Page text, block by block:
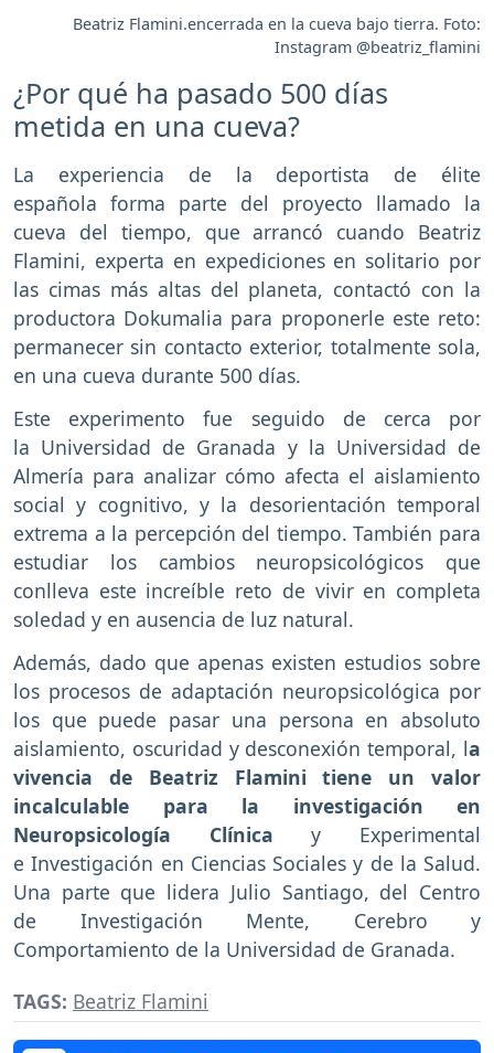
Beatriz Flamini.encerrada en la cueva bajo tierra. Foto:
Instagram @beatriz_flamini
¿Por qué ha pasado 500 días
metida en una cueva?
La experiencia de la deportista de élite
española forma parte del proyecto llamado la
cueva del tiempo, que arrancó cuando Beatriz
Flamini, experta en expediciones en solitario por
las cimas más altas del planeta, contactó con la
productora Dokumalia para proponerle este reto:
permanecer sin contacto exterior, totalmente sola,
en una cueva durante 500 días.
Este experimento fue seguido de cerca por
la Universidad de Granada y la Universidad de
Almería para analizar cómo afecta el aislamiento
social y cognitivo, y la desorientación temporal
extrema a la percepción del tiempo. También para
estudiar los cambios neuropsicológicos que
conlleva este increíble reto de vivir en completa
soledad y en ausencia de luz natural.
Además, dado que apenas existen estudios sobre
los procesos de adaptación neuropsicológica por
los que puede pasar una persona en absoluto
aislamiento, oscuridad y desconexión temporal, la
vivencia de Beatriz Flamini tiene un valor
incalculable para la investigación en
Neuropsicología Clínicay Experimental
e Investigación en Ciencias Sociales y de la Salud.
Una parte que lidera Julio Santiago, del Centro
de Investigación Mente, Cerebro y
Comportamiento de la Universidad de Granada.
TAGS: Beatriz Flamini